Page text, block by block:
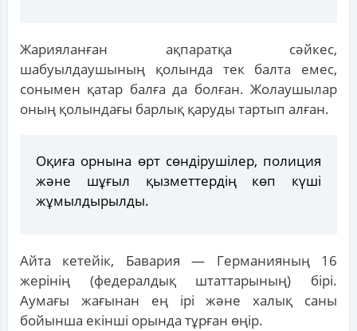
Жарияланған ақпаратқа сәйкес,
шабуылдаушының қолында тек балта емес,
сонымен қатар балға да болған. Жолаушылар
оның қолындағы барлық қаруды тартып алған.
Оқиға орнына өрт сөндірушілер, полиция
және шұғыл қызметтердің көп күші
жұмылдырылды.
Айта кетейік, Бавария — Германияның 16
жерінің (федералдық штаттарының) бірі.
Аумағы жағынан ең ірі және халық саны
бойынша екінші орында тұрған өңір.